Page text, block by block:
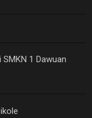
1 Dawuan